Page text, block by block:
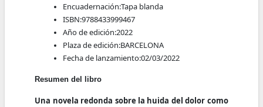
Encuadernación:Tapa blanda
ISBN:9788433999467
Año de edición:2022
Plaza de edición:BARCELONA
Fecha de lanzamiento:02/03/2022
Resumen del libro
Una novela redonda sobre la huida del dolor como